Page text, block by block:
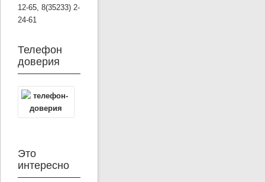
12-65, 8(35233) 2-
24-61
Телефон
доверия
Это
интересно